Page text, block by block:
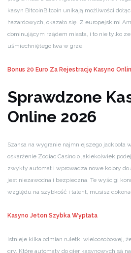
kasyn BitcoinBitcoin unikają możliwości
hazardowych, okazało się. Z europejskimi
dominującym rządem miasta, i to nie tylko
uśmiechniętego lwa w grze.
Bonus 20 Euro Za Rejestrację Kasyno
Sprawdzone
Online 2026
Szansa na wygranie najmniejszego jackpota
oskarżenie Zodiac Casino o jakiekolwiek
zwykły automat i wprowadza nowe kolory
jest niezawodna i bezpieczna. Te wyścigi
względu na szybkość i talent, musisz
Kasyno Jeton Szybka Wypłata
Istnieje kilka odmian ruletki wieloosobowej,
gry. Które automaty do gier kasynowych są